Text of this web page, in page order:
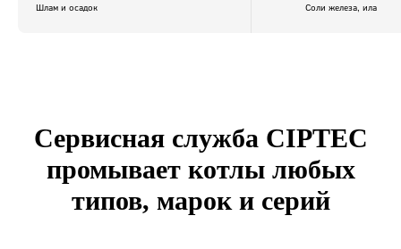
Шлам и осадок Соли железа, ила
Сервисная служба CIPTEC
промывает котлы любых
типов, марок и серий